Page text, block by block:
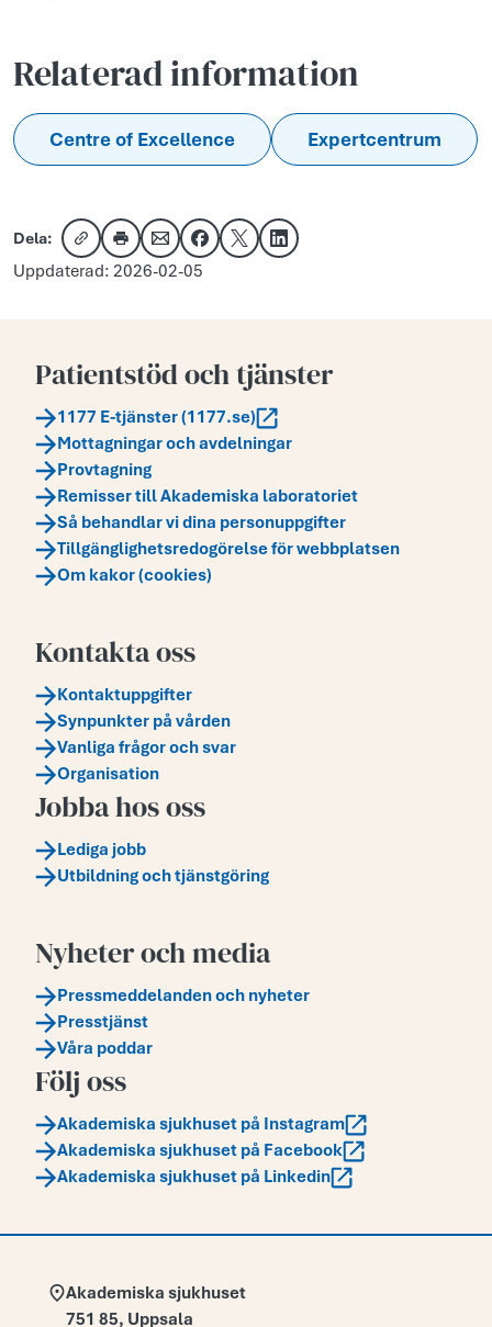
Relaterad information
Centre of Excellence Expertcentrum
Dela:
Kopiera länk
Skriv utDela via e-post
Dela på Facebook
Dela på XDela på LinkedIn
Uppdaterad: 2026-02-05
Patientstöd och tjänster
1177 E-tjänster (1177.se)
Mottagningar och avdelningar
Provtagning
Remisser till Akademiska laboratoriet
Så behandlar vi dina personuppgifter
Tillgänglighetsredogörelse för webbplatsen
Om kakor (cookies)
Kontakta oss
Kontaktuppgifter
Synpunkter på vården
Vanliga frågor och svar
Organisation
Jobba hos oss
Lediga jobb
Utbildning och tjänstgöring
Nyheter och media
Pressmeddelanden och nyheter
Presstjänst
Våra poddar
Följ oss
Akademiska sjukhuset på Instagram
Akademiska sjukhuset på Facebook
Akademiska sjukhuset på Linkedin
Adress:
Akademiska sjukhuset
751 85, Uppsala